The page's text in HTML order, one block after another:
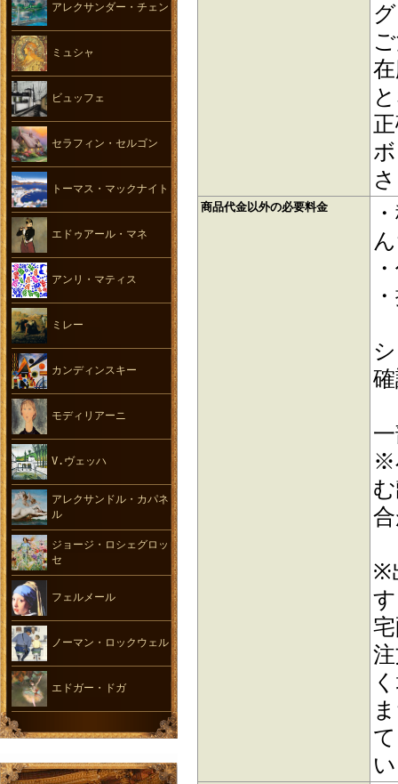
アレクサンダー・チェン
ミュシャ
ビュッフェ
セラフィン・セルゴン
トーマス・マックナイト
エドゥアール・マネ
アンリ・マティス
ミレー
カンディンスキー
モディリアーニ
V.ヴェッハ
アレクサンドル・カパネ
ル
ジョージ・ロシェグロッ
セ
フェルメール
ノーマン・ロックウェル
エドガー・ドガ
商品代金以外の必要料金
※
※